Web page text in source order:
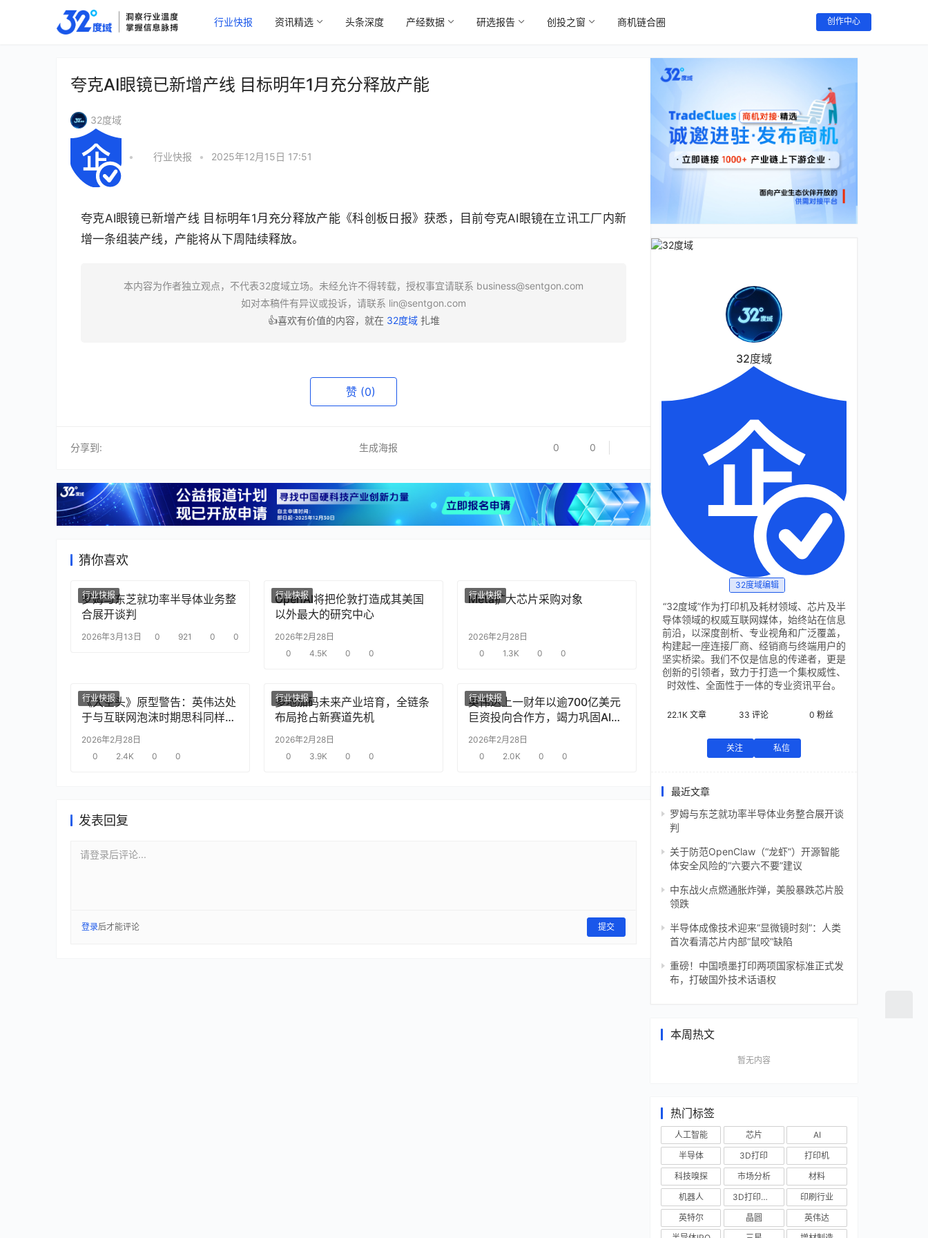
行业快报 资讯精选 头条深度 产经数据 研选报告 创投之窗 商机链合圈 创作中心
夸克AI眼镜已新增产线 目标明年1月充分释放产能
32度域
• 行业快报 • 2025年12月15日 17:51
夸克AI眼镜已新增产线 目标明年1月充分释放产能《科创板日报》获悉，目前夸克AI眼镜在立讯工厂内新
增一条组装产线，产能将从下周陆续释放。
本内容为作者独立观点，不代表32度域立场。未经允许不得转载，授权事宜请联系 business@sentgon.com
如对本稿件有异议或投诉，请联系 lin@sentgon.com
👍喜欢有价值的内容，就在 32度域扎堆
赞 (0)
分享到: 生成海报 0 0
猜你喜欢
行业快报
罗姆与东芝就功率半导体业务整
合展开谈判
2026年3月13日 0 921 0 0
行业快报
OpenAI将把伦敦打造成其美国
以外最大的研究中心
2026年2月28日
0
4.5K 0 0
行业快报
Meta扩大芯片采购对象
2026年2月28日
0
1.3K 0 0
行业快报
《大空头》原型警告：英伟达处
于与互联网泡沫时期思科同样的
“危险境地”
2026年2月28日
0
2.4K 0 0
行业快报
多地加码未来产业培育，全链条
布局抢占新赛道先机
2026年2月28日
0
3.9K 0 0
行业快报
英伟达上一财年以逾700亿美元
巨资投向合作方，竭力巩固AI芯
片需求
2026年2月28日
0
2.0K 0 0
发表回复
请登录后评论...
登录后才能评论 提交
32度域
32度域编辑
“32度域”作为打印机及耗材领域、芯片及半
导体领域的权威互联网媒体，始终站在信息
前沿，以深度剖析、专业视角和广泛覆盖，
构建起一座连接厂商、经销商与终端用户的
坚实桥梁。我们不仅是信息的传递者，更是
创新的引领者，致力于打造一个集权威性、
时效性、全面性于一体的专业资讯平台。
22.1K 文章 33 评论 0 粉丝
关注 私信
最近文章
罗姆与东芝就功率半导体业务整合展开谈
判
关于防范OpenClaw（“龙虾”）开源智能
体安全风险的“六要六不要”建议
中东战火点燃通胀炸弹，美股暴跌芯片股
领跌
半导体成像技术迎来“显微镜时刻”：人类
首次看清芯片内部“鼠咬”缺陷
重磅！中国喷墨打印两项国家标准正式发
布，打破国外技术话语权
本周热文
暂无内容
热门标签
人工智能 芯片
AI
半导体
3D打印
打印机
科技嗅探
市场分析
材料
机器人
3D打印技术
印刷行业
英特尔
晶圆
英伟达